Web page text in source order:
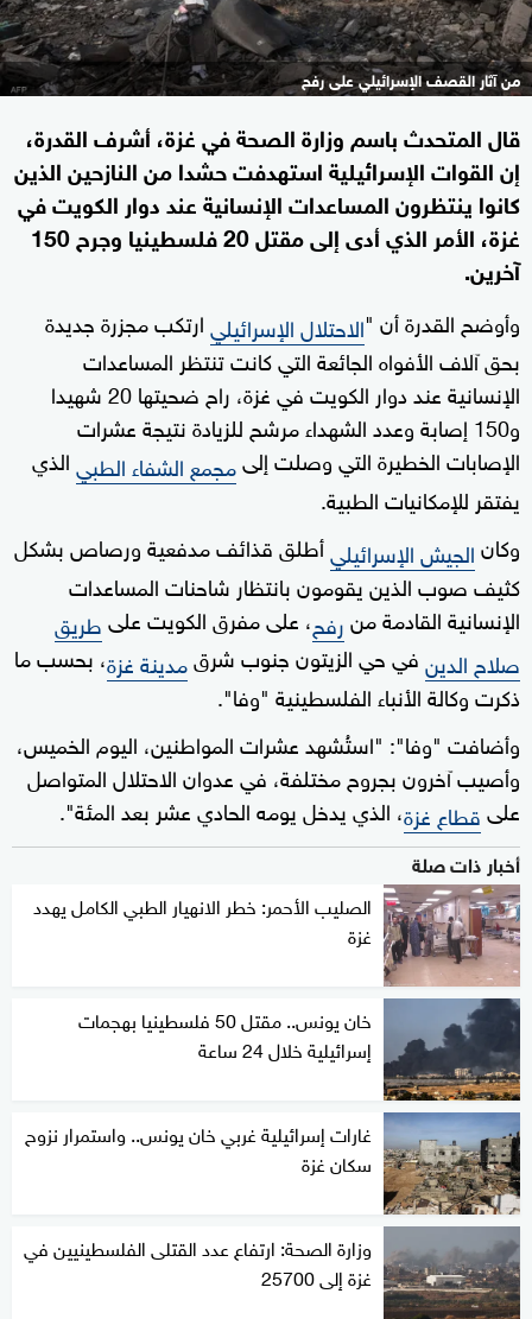
من آثار القصف الإسرائيلي على رفح
قال المتحدث باسم وزارة الصحة في غزة، أشرف القدرة،
إن القوات الإسرائيلية استهدفت حشدا من النازحين الذين
كانوا ينتظرون المساعدات الإنسانية عند دوار الكويت في
غزة، الأمر الذي أدى إلى مقتل 20 فلسطينيا وجرح 150
آخرين.
وأوضح القدرة أن "الاحتلال الإسرائيليارتكب مجزرة جديدة
بحق آلاف الأفواه الجائعة التي كانت تنتظر المساعدات
الإنسانية عند دوار الكويت في غزة، راح ضحيتها 20 شهيدا
و150 إصابة وعدد الشهداء مرشح للزيادة نتيجة عشرات
الإصابات الخطيرة التي وصلت إلىمجمع الشفاء الطبيالذي
يفتقر للإمكانيات الطبية.
وكانالجيش الإسرائيليأطلق قذائف مدفعية ورصاص بشكل
كثيف صوب الذين يقومون بانتظار شاحنات المساعدات
الإنسانية القادمة منرفح، على مفرق الكويت علىطريق
صلاح الدينفي حي الزيتون جنوب شرقمدينة غزة، بحسب ما
ذكرت وكالة الأنباء الفلسطينية "وفا".
وأضافت "وفا": "استُشهد عشرات المواطنين، اليوم الخميس،
وأصيب آخرون بجروح مختلفة، في عدوان الاحتلال المتواصل
علىقطاع غزة، الذي يدخل يومه الحادي عشر بعد المئة".
أخبار ذات صلة
الصليب الأحمر: خطر الانهيار الطبي الكامل يهدد
غزة
خان يونس.. مقتل 50 فلسطينيا بهجمات
إسرائيلية خلال 24 ساعة
غارات إسرائيلية غربي خان يونس.. واستمرار نزوح
سكان غزة
وزارة الصحة: ارتفاع عدد القتلى الفلسطينيين في
غزة إلى 25700